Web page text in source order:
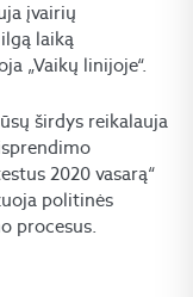
įvairių
laiką
„Vaikų linijoje“.
širdys reikalauja
2020 vasarą“
politinės
procesus.